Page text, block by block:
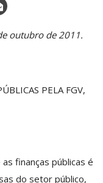
outubro de 2011.
PELA FGV,
finanças públicas é
do setor público,